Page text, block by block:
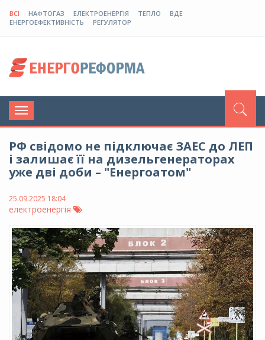
ВСІ НАФТОГАЗ ЕЛЕКТРОЕНЕРГІЯ ТЕПЛО
ВДЕ
ЕНЕРГОЕФЕКТИВНІСТЬ
РЕГУЛЯТОР
Toggle
navigation
РФ свідомо не підключає ЗАЕС до ЛЕП
і залишає її на дизельгенераторах
уже дві доби – "Енергоатом"
25.09.2025 18:04
електроенергія